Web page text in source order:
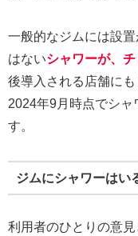
一般的なジムには設
はないシャワーが、
後導入される店舗に
2024年9月時点でシ
す。
ジムにシャワーはい
利用者のひとりの意見